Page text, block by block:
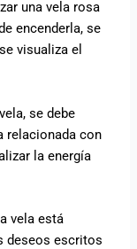
una vela rosa
encenderla, se
visualiza el
se debe
relacionada con
la energía
vela está
deseos escritos